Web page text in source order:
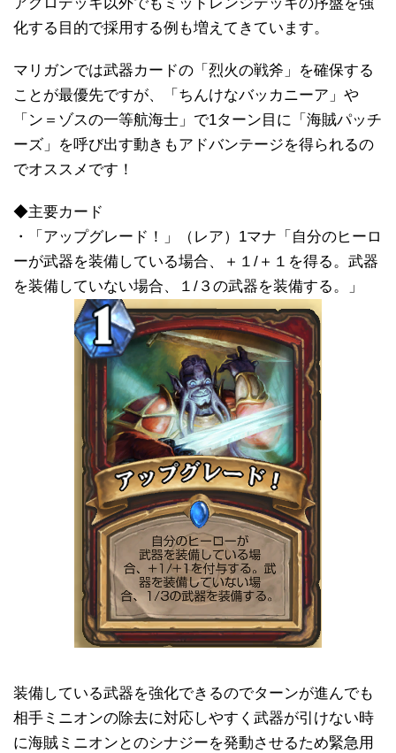
化する目的で採用する例も増えてきています。
マリガンでは武器カードの「烈火の戦斧」を確保する
ことが最優先ですが、「ちんけなバッカニーア」や
「ン＝ゾスの一等航海士」で1ターン目に「海賊パッチ
ーズ」を呼び出す動きもアドバンテージを得られるの
でオススメです！
◆主要カード
・「アップグレード！」（レア）1マナ「自分のヒーロ
ーが武器を装備している場合、＋１/＋１を得る。武器
を装備していない場合、１/３の武器を装備する。」
装備している武器を強化できるのでターンが進んでも
相手ミニオンの除去に対応しやすく武器が引けない時
に海賊ミニオンとのシナジーを発動させるため緊急用